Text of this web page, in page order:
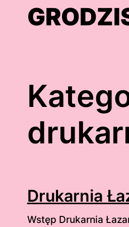
Drukarnia
Wstęp Drukarnia